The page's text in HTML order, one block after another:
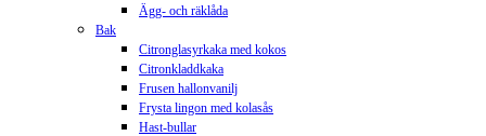
Ägg- och räklåda
Bak
Citronglasyrkaka med kokos
Citronkladdkaka
Frusen hallonvanilj
Frysta lingon med kolasås
Hast-bullar